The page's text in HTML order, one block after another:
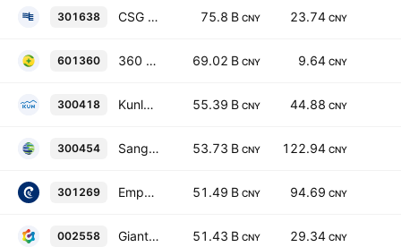
301638 CSG Digital Power Grid Research Institute Co., Ltd. Class A 75.8 B CNY 23.74 CNY
601360 360 Security Technology, Inc. Class A 69.02 B CNY 9.64 CNY
300418 Kunlun Tech Co., Ltd. Class A 55.39 B CNY 44.88 CNY
300454 Sangfor Technologies, Inc. Class A 53.73 B CNY 122.94 CNY
301269 Empyrean Technology Co., Ltd. Class A 51.49 B CNY 94.69 CNY
002558 Giant Network Group Co. Ltd. Class A 51.43 B CNY 29.34 CNY